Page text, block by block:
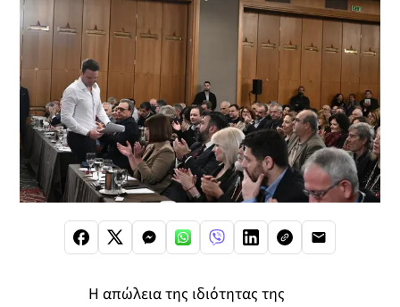
Η απώλεια της ιδιότητας της